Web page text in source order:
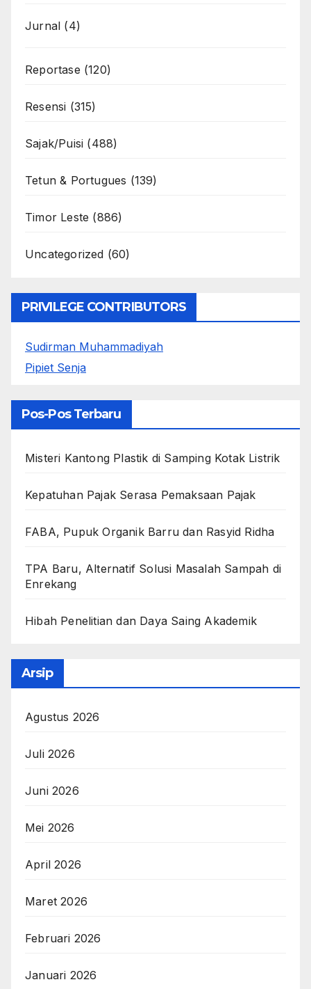
Jurnal (4)
Reportase (120)
Resensi (315)
Sajak/Puisi (488)
Tetun & Portugues (139)
Timor Leste (886)
Uncategorized (60)
PRIVILEGE CONTRIBUTORS
Sudirman Muhammadiyah
Pipiet Senja
Pos-Pos Terbaru
Misteri Kantong Plastik di Samping Kotak Listrik
Kepatuhan Pajak Serasa Pemaksaan Pajak
FABA, Pupuk Organik Barru dan Rasyid Ridha
TPA Baru, Alternatif Solusi Masalah Sampah di
Enrekang
Hibah Penelitian dan Daya Saing Akademik
Arsip
Agustus 2026
Juli 2026
Juni 2026
Mei 2026
April 2026
Maret 2026
Februari 2026
Januari 2026